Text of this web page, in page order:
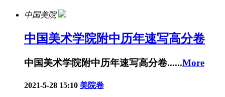
中国美院
中国美术学院附中历年速写高分卷
中国美术学院附中历年速写高分卷......More
2021-5-28 15:10 美院卷